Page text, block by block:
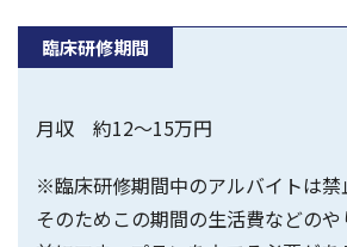
臨床研修期間
月収 約12～15万円
※臨床研修期間中のアルバイトは禁
そのためこの期間の生活費などの